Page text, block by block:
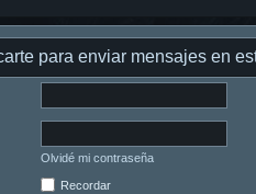
para enviar mensajes en
Olvidé mi contraseña
Recordar